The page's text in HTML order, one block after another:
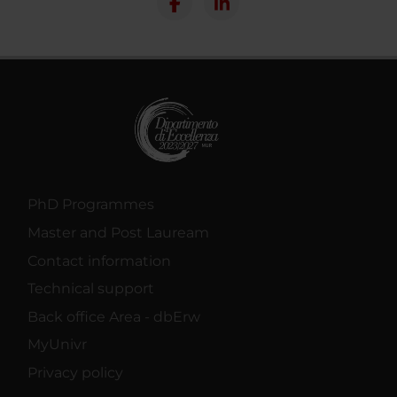
PhD Programmes
Master and Post Lauream
Contact information
Technical support
Back office Area - dbErw
MyUnivr
Privacy policy